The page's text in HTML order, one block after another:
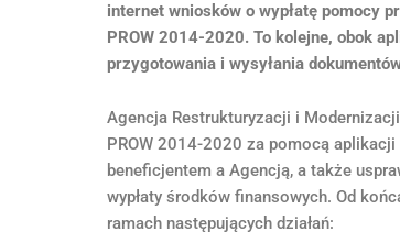
internet wniosków o wypłatę pomocy
PROW 2014-2020. To kolejne, obok
przygotowania i wysyłania
Agencja Restrukturyzacji i
PROW 2014-2020 za pomocą
beneficjentem a Agencją, a także
wypłaty środków finansowych. Od
ramach następujących działań: